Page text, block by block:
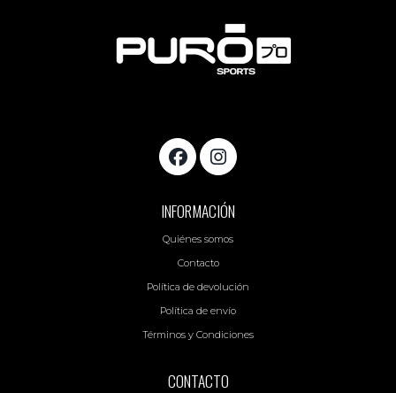
INFORMACIÓN
Quiénes somos
Contacto
Política de devolución
Política de envío
Términos y Condiciones
CONTACTO